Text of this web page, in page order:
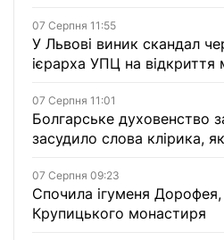
07 Серпня 11:55
У Львові виник скандал
ієрарха УПЦ на відкриття
07 Серпня 11:01
Болгарське духовенство
засудило слова клірика,
07 Серпня 09:23
Спочила ігуменя Дорофея,
Крупицького монастиря